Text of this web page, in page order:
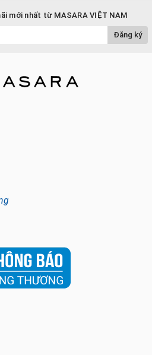
mới nhất từ MASARA VIỆT NAM
Đăng ký